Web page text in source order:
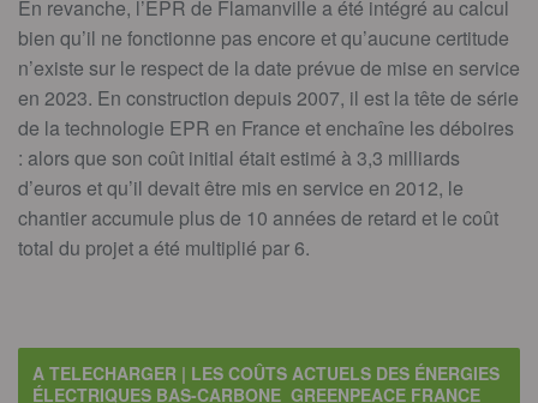
En revanche, l’EPR de Flamanville a été intégré au calcul
bien qu’il ne fonctionne pas encore et qu’aucune certitude
n’existe sur le respect de la date prévue de mise en service
en 2023. En construction depuis 2007, il est la tête de série
de la technologie EPR en France et enchaîne les déboires
: alors que son coût initial était estimé à 3,3 milliards
d’euros et qu’il devait être mis en service en 2012, le
chantier accumule plus de 10 années de retard et le coût
total du projet a été multiplié par 6.
A TELECHARGER | LES COÛTS ACTUELS DES ÉNERGIES
ÉLECTRIQUES BAS-CARBONE_GREENPEACE FRANCE